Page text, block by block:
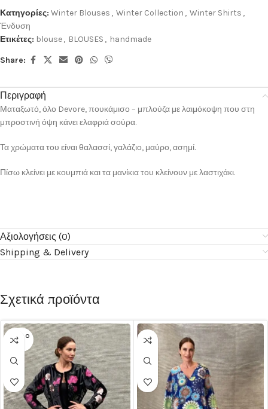
Κατηγορίες: Winter Blouses , Winter Collection , Winter Shirts ,
Ένδυση
Ετικέτες: blouse, BLOUSES , handmade
Share:
Περιγραφή
Ματαξωτό, όλο Devore, πουκάμισο – μπλούζα με λαιμόκοψη που στη
μπροστινή όψη κάνει ελαφριά σούρα.
Τα χρώματα του είναι θαλασσί, γαλάζιο, μαύρο, ασημί.
Πίσω κλείνει με κουμπιά και τα μανίκια του κλείνουν με λαστιχάκι.
Αξιολογήσεις (0)
Shipping & Delivery
Σχετικά προϊόντα
SOLD O
UT